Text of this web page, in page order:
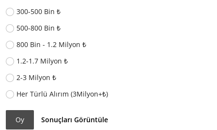
300-500 Bin ₺
500-800 Bin ₺
800 Bin - 1.2 Milyon ₺
1.2-1.7 Milyon ₺
2-3 Milyon ₺
Her Türlü Alırım (3Milyon+₺)
Oy Sonuçları Görüntüle